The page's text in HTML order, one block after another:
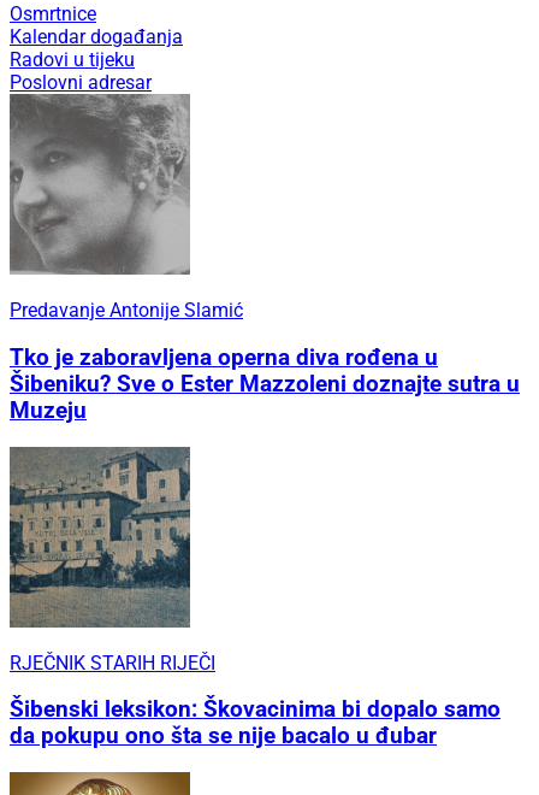
Osmrtnice
Kalendar događanja
Radovi u tijeku
Poslovni adresar
Predavanje Antonije Slamić
Tko je zaboravljena operna diva rođena u
Šibeniku? Sve o Ester Mazzoleni doznajte sutra u
Muzeju
RJEČNIK STARIH RIJEČI
Šibenski leksikon: Škovacinima bi dopalo samo
da pokupu ono šta se nije bacalo u đubar